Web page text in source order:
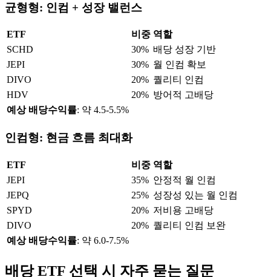
균형형: 인컴 + 성장 밸런스
ETF 비중 역할
SCHD
30% 배당 성장 기반
JEPI
30% 월 인컴 확보
DIVO
20% 퀄리티 인컴
HDV
20% 방어적 고배당
예상 배당수익률: 약 4.5-5.5%
인컴형: 현금 흐름 최대화
ETF 비중 역할
JEPI
35% 안정적 월 인컴
JEPQ
25% 성장성 있는 월 인컴
SPYD
20% 저비용 고배당
DIVO
20% 퀄리티 인컴 보완
예상 배당수익률: 약 6.0-7.5%
배당 ETF 선택 시 자주 묻는 질문